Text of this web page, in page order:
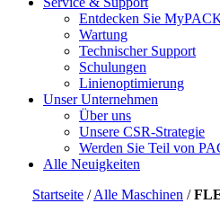
Entdecken Sie
Wartung
Technischer Support
Schulungen
Linienoptimierung
Unser Unternehmen
Über uns
Unsere CSR-Strategie
Werden Sie Teil von
Alle Neuigkeiten
Startseite /Alle Maschinen /